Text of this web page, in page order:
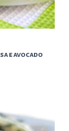
e avocado